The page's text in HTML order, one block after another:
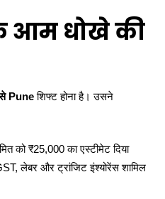
आम धोखे की
Pune शिफ्ट होना है। उसने
को ₹25,000 का एस्टीमेट दिया
लेबर और ट्रांजिट इंश्योरेंस शामिल